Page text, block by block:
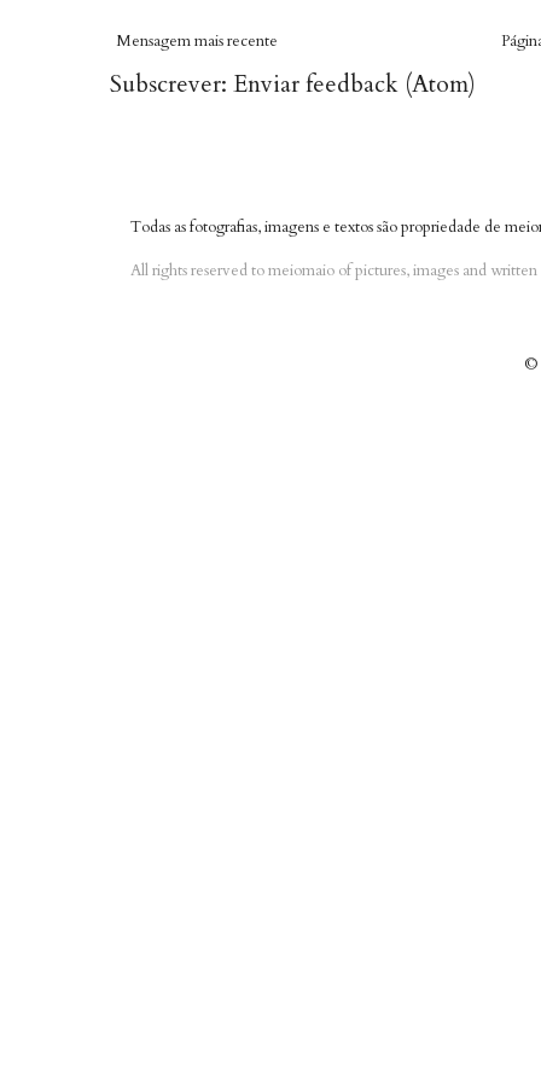
Mensagem mais recente
Subscrever: Enviar feedback (Atom)
Todas as fotografias, imagens e textos são propriedade de
All rights reserved to meiomaio of pictures, images and
©